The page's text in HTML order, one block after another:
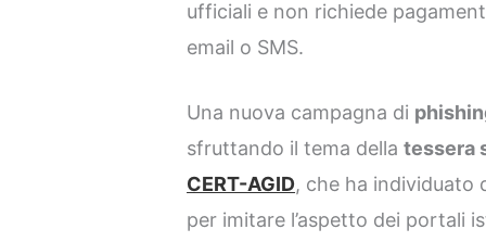
ufficiali e non richiede
email o SMS.
Una nuova campagna di
sfruttando il tema dellatessera
CERT-AGID, che ha
per imitare l’aspetto dei portali